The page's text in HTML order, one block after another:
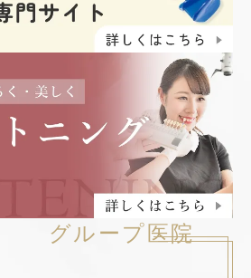
グループ医院